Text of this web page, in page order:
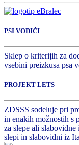
PSI VODIČI
Sklep o kriterijih za
vsebini preizkusa psa
PROJEKT LETS
ZDSSS sodeluje pri
in enakih možnostih s
za slepe ali
slepi in slabovidni iz